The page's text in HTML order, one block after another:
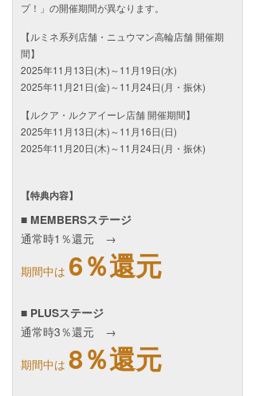
プ！」の開催期間が異なります。
【ルミネ系列店舗・ニュウマン高輪店舗 開催期
間】
2025年11月13日(木)～11月19日(水)
2025年11月21日(金)～11月24日(月・振休)
【ルクア・ルクアイーレ店舗 開催期間】
2025年11月13日(木)～11月16日(日)
2025年11月20日(木)～11月24日(月・振休)
【特典内容】
■ MEMBERSステージ
通常時1％還元 →
期間中は 6％還元
■ PLUSステージ
通常時3％還元 →
期間中は 8％還元